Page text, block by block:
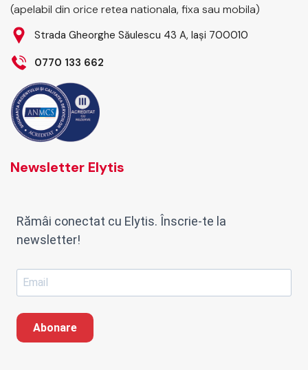
(apelabil din orice retea nationala, fixa sau mobila)
Strada Gheorghe Săulescu 43 A, Iași 700010
0770 133 662
Newsletter Elytis
Rămâi conectat cu Elytis. Înscrie-te la
newsletter!
Abonare